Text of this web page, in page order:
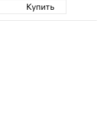
Купить